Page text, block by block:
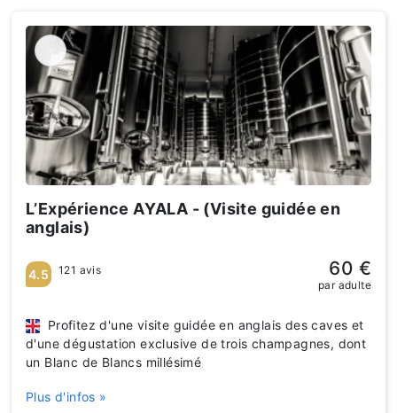
L’Expérience AYALA - (Visite guidée en
anglais)
Profitez d'une visite guidée en anglais des caves et
d'une dégustation exclusive de trois champagnes, dont
un Blanc de Blancs millésimé
Plus d'infos »
4.5 121 avis 60 €
par adulte